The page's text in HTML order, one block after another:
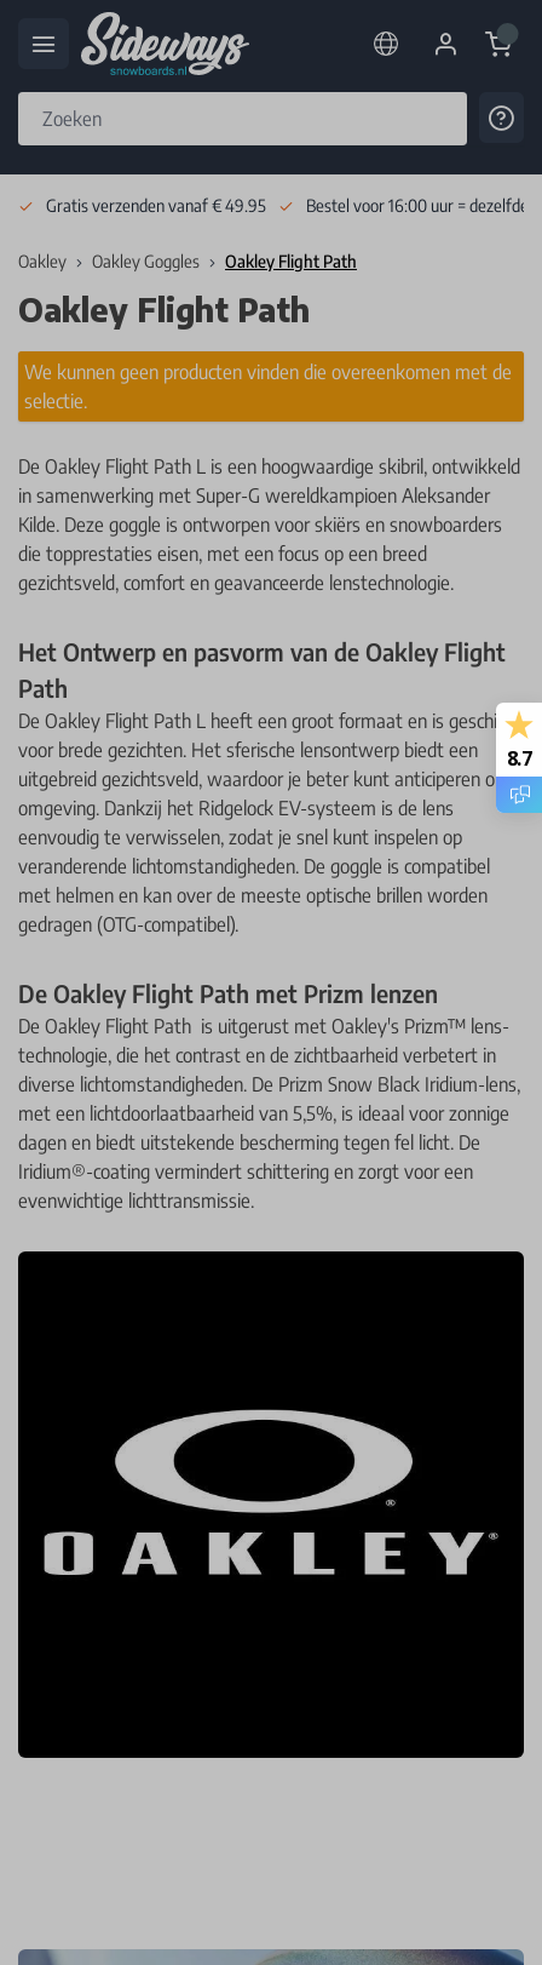
Cart
Gratis verzenden vanaf € 49.95 Bestel voor 16:00 uur = dezelfde
Oakley Oakley Goggles Oakley Flight Path
Oakley Flight Path
We kunnen geen producten vinden die overeenkomen met de
selectie.
De Oakley Flight Path L is een hoogwaardige skibril, ontwikkeld
in samenwerking met Super-G wereldkampioen Aleksander
Kilde. Deze goggle is ontworpen voor skiërs en snowboarders
die topprestaties eisen, met een focus op een breed
gezichtsveld, comfort en geavanceerde lens­technologie.
Het Ontwerp en pasvorm van de Oakley Flight
Path
De Oakley Flight Path L heeft een groot formaat en is geschikt
voor brede gezichten. Het sferische lensontwerp biedt een
uitgebreid gezichtsveld, waardoor je beter kunt anticiperen op je
omgeving. Dankzij het Ridgelock EV-systeem is de lens
eenvoudig te verwisselen, zodat je snel kunt inspelen op
veranderende lichtomstandigheden. De goggle is compatibel
met helmen en kan over de meeste optische brillen worden
gedragen (OTG-compatibel).
De Oakley Flight Path met Prizm lenzen
De Oakley Flight Path is uitgerust met Oakley's Prizm™ lens­
technologie, die het contrast en de zichtbaarheid verbetert in
diverse lichtomstandigheden. De Prizm Snow Black Iridium-lens,
met een lichtdoorlaatbaarheid van 5,5%, is ideaal voor zonnige
dagen en biedt uitstekende bescherming tegen fel licht. De
Iridium®-coating vermindert schittering en zorgt voor een
evenwichtige lichttransmissie.
8.7